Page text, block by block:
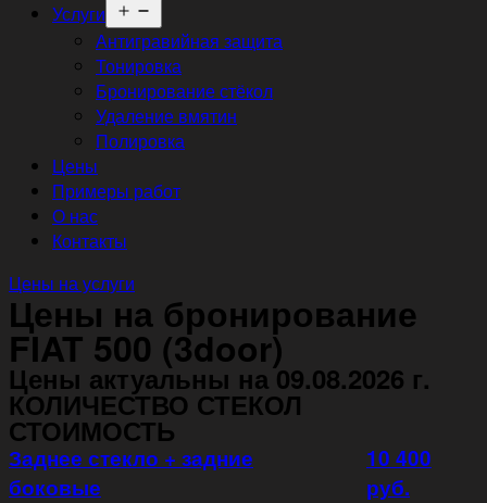
Услуги
меню
Антигравийная защита
Тонировка
Бронирование стёкол
Удаление вмятин
Полировка
Цены
Примеры работ
О нас
Контакты
Цены на услуги
Цены на бронирование
FIAT 500 (3door)
Цены актуальны на 09.08.2026 г.
КОЛИЧЕСТВО СТЕКОЛ
СТОИМОСТЬ
Заднее стекло + задние
боковые
10 400
руб.